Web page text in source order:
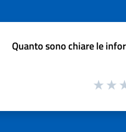
Quanto sono chiare le